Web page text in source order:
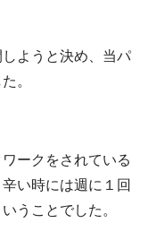
ようと決め、当パ
。
ークをされている
い時には週に１回
うことでした。